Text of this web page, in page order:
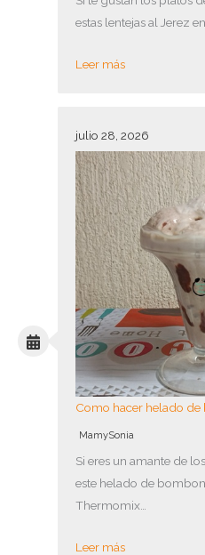
estas lentejas al Jerez en…
Leer más
julio 28, 2026
Como hacer helado
MamySonia
Si eres un amante de
este helado de
Thermomix…
Leer más